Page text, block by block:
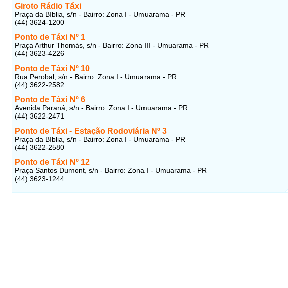
Giroto Rádio Táxi
Praça da Bíblia, s/n - Bairro: Zona I - Umuarama - PR
(44) 3624-1200
Ponto de Táxi Nº 1
Praça Arthur Thomás, s/n - Bairro: Zona III - Umuarama - PR
(44) 3623-4226
Ponto de Táxi Nº 10
Rua Perobal, s/n - Bairro: Zona I - Umuarama - PR
(44) 3622-2582
Ponto de Táxi Nº 6
Avenida Paraná, s/n - Bairro: Zona I - Umuarama - PR
(44) 3622-2471
Ponto de Táxi - Estação Rodoviária Nº 3
Praça da Bíblia, s/n - Bairro: Zona I - Umuarama - PR
(44) 3622-2580
Ponto de Táxi Nº 12
Praça Santos Dumont, s/n - Bairro: Zona I - Umuarama - PR
(44) 3623-1244